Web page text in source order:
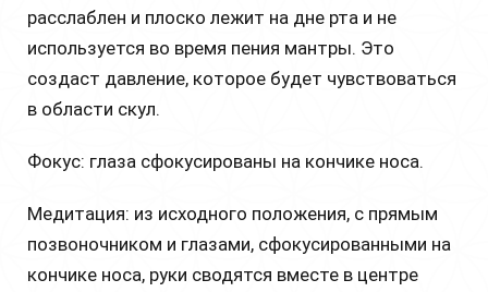
расслаблен и плоско лежит на дне рта и не
используется во время пения мантры. Это
создаст давление, которое будет чувствоваться
в области скул.
Фокус: глаза сфокусированы на кончике носа.
Медитация: из исходного положения, с прямым
позвоночником и глазами, сфокусированными на
кончике носа, руки сводятся вместе в центре